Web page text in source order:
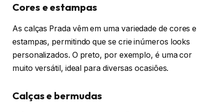
Cores e estampas
As calças Prada vêm em uma variedade de cores e
estampas, permitindo que se crie inúmeros looks
personalizados. O preto, por exemplo, é uma cor
muito versátil, ideal para diversas ocasiões.
Calças e bermudas